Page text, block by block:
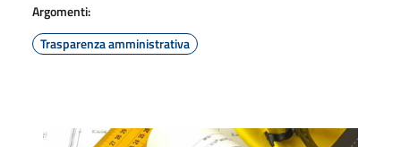
Argomenti:
Trasparenza amministrativa